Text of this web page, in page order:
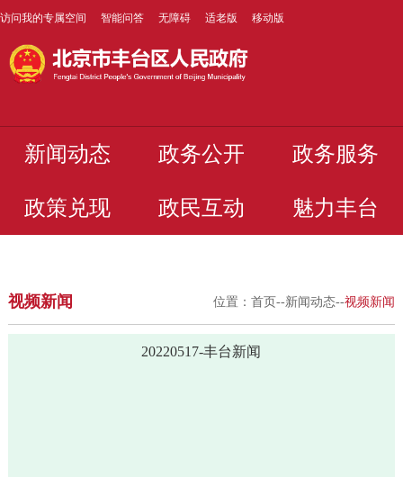
访问我的专属空间 智能问答 无障碍 适老版 移动版
新闻动态 政务公开 政务服务
政策兑现 政民互动 魅力丰台
视频新闻 位置：首页--新闻动态--视频新闻
20220517-丰台新闻